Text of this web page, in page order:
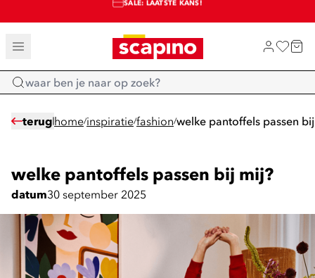
TOT 70% KORTING OP SALE
SHOP NIEUW
Home
terug home/inspiratie/fashion/welke pantoffels passen
welke pantoffels passen bij mij?
datum30 september 2025